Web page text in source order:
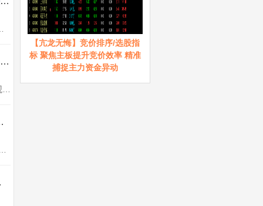
一个关键的问题，为什么有些板块上涨...
通达信【机构锁筹】副图/选股 妖股必定上穿5 精准捕捉强势股 道行天老师作品 源码
机构锁筹副图，筹码分析指标用到COST函数，不喜勿下。使用方法说明：买卖点判断直观明了1、买入时机把握：当机构锁筹数值上穿5...
号固定支持回测 源码
本套指标专为当下行情的 “一进二” 模式设计，即针对首板个股，在次日博弈连板的操作场景。需要注意的是，该指标仅适用于电脑端...
无未来
【亢龙无悔】竞价排序/选股指
标 聚焦主板提升竞价效率 精准
捕捉主力资金异动